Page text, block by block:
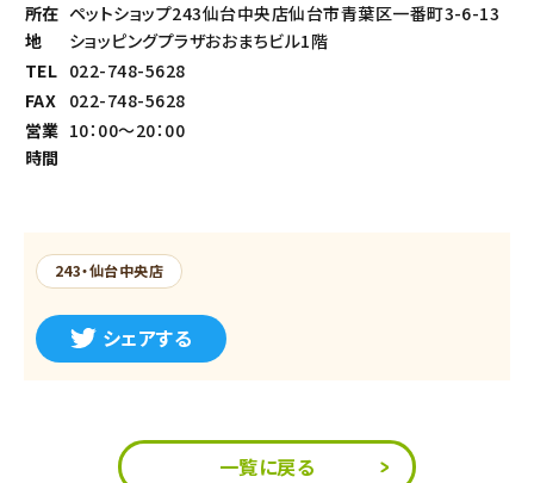
所在
地
ペットショップ243仙台中央店仙台市青葉区一番町3-6-13
ショッピングプラザおおまちビル1階
TEL 022-748-5628
FAX 022-748-5628
営業
時間
10：00～20：00
243・仙台中央店
シェアする
一覧に戻る